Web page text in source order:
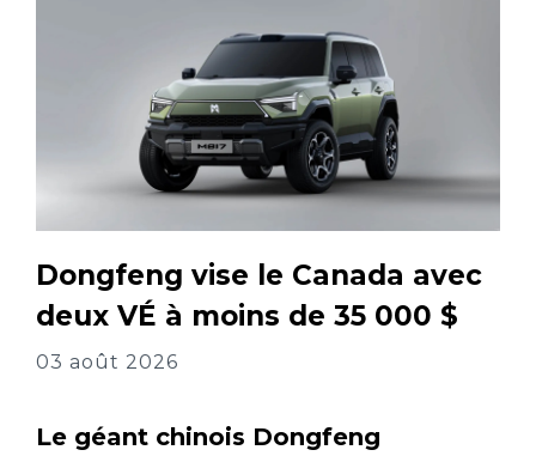
Dongfeng vise le Canada avec
deux VÉ à moins de 35 000 $
03 août 2026
Le géant chinois Dongfeng